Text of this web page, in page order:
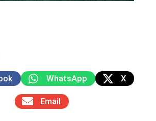
WhatsApp X
Email